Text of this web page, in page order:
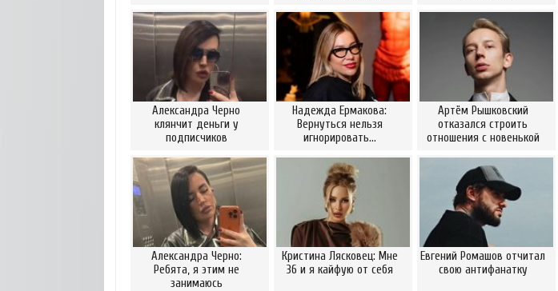
Александра Черно
клянчит деньги у
подписчиков
Надежда Ермакова:
Вернуться нельзя
игнорировать…
Артём Рышковский
отказался строить
отношения с новенькой
Александра Черно:
Ребята, я этим не
занимаюсь
Кристина Лясковец: Мне
36 и я кайфую от себя
Евгений Ромашов отчитал
свою антифанатку